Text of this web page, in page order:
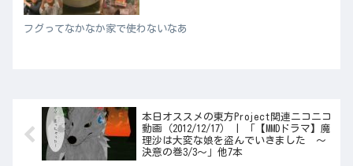
フグってなかなか家で使わないなあ
本日オススメの東方Project関連ニコニコ
動画（2012/12/17） | 「【MMDドラマ】魔
理沙は大変な娘を盗んでいきました ～
決意の巻3/3～」他7本